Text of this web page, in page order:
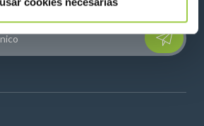
Please